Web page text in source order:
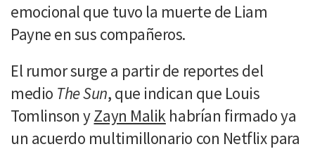
emocional que tuvo la muerte de Liam
Payne en sus compañeros.
El rumor surge a partir de reportes del
medio The Sun, que indican que Louis
Tomlinson yZayn Malikhabrían firmado ya
un acuerdo multimillonario con Netflix para